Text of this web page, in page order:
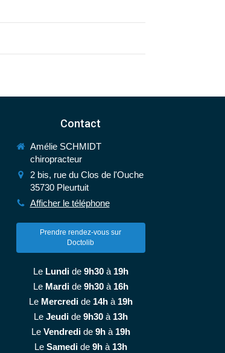
Contact
Amélie SCHMIDT
chiropracteur
2 bis, rue du Clos de l'Ouche
35730 Pleurtuit
Afficher le téléphone
Prendre rendez-vous sur
Doctolib
Le Lundide 9h30à 19h
Le Mardide 9h30à 16h
Le Mercredide 14hà 19h
Le Jeudide 9h30à 13h
Le Vendredide 9hà 19h
Le Samedide 9hà 13h